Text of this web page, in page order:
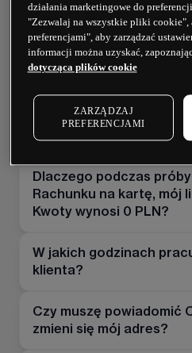
Jak zarejestrować dane
bankowego?
Czym jest "dostępna
na kartę?
Jaką kwotę mogę
Dlaczego podczas
Rachunku na kartę, mój
Kwoty wynosi 0 PLN?
W jakich godzinach
klienta?
Czy muszę powiadomić
zmieni się mój adres?
działania marketingowe do
"Zezwalaj na wszystkie pliki cookie",
preferencjami", aby zarządzać
informacji można uzyskać,
dotycząca plików cookie
ZARZĄDZAJ
PREFERENCJAMI